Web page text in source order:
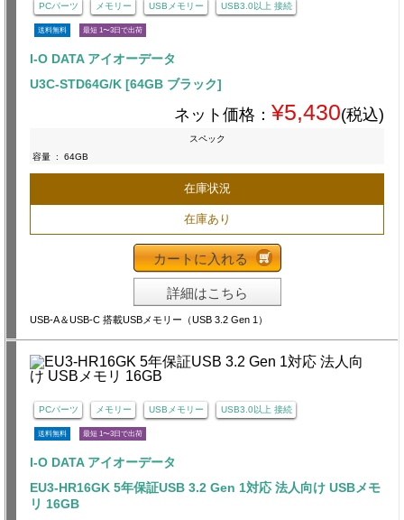
PCパーツ メモリー USBメモリー USB3.0以上 接続
送料無料 最短 1〜3日で出荷
I-O DATA アイオーデータ
U3C-STD64G/K [64GB ブラック]
ネット価格： ¥5,430(税込)
スペック
容量 : 64GB
在庫状況
在庫あり
カートに入れる
詳細はこちら
USB-A＆USB-C 搭載USBメモリー（USB 3.2 Gen 1）
PCパーツ メモリー USBメモリー USB3.0以上 接続
送料無料 最短 1〜3日で出荷
I-O DATA アイオーデータ
EU3-HR16GK 5年保証USB 3.2 Gen 1対応 法人向け USBメモ
リ 16GB